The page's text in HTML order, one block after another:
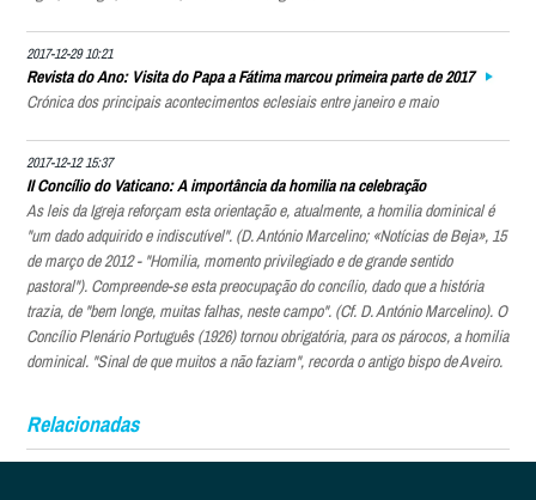
2017-12-29 10:21
Revista do Ano: Visita do Papa a Fátima marcou primeira parte de 2017
Crónica dos principais acontecimentos eclesiais entre janeiro e maio
2017-12-12 15:37
II Concílio do Vaticano: A importância da homilia na celebração
As leis da Igreja reforçam esta orientação e, atualmente, a homilia dominical é
"um dado adquirido e indiscutível". (D. António Marcelino; «Notícias de Beja», 15
de março de 2012 - "Homilia, momento privilegiado e de grande sentido
pastoral"). Compreende-se esta preocupação do concílio, dado que a história
trazia, de "bem longe, muitas falhas, neste campo". (Cf. D. António Marcelino). O
Concílio Plenário Português (1926) tornou obrigatória, para os párocos, a homilia
dominical. "Sinal de que muitos a não faziam", recorda o antigo bispo de Aveiro.
Relacionadas